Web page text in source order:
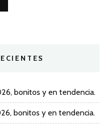
bonitos y en tendencia.
bonitos y en tendencia.